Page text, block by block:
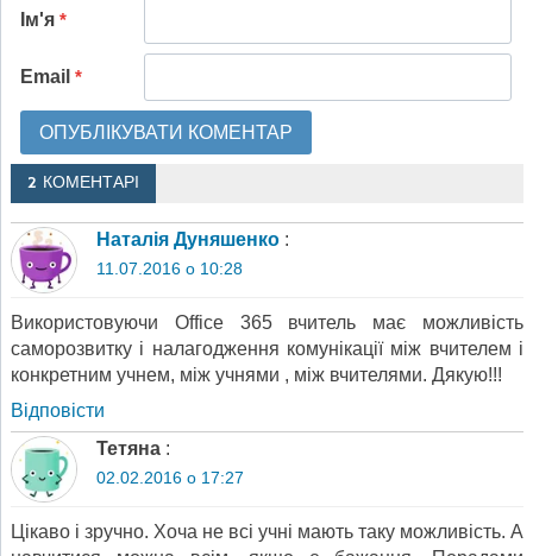
Ім'я *
Email *
2 КОМЕНТАРІ
Наталія Дуняшенко :
11.07.2016 о 10:28
Використовуючи Office 365 вчитель має можливість
саморозвитку і налагодження комунікації між вчителем і
конкретним учнем, між учнями , між вчителями. Дякую!!!
Відповіcти
Тетяна :
02.02.2016 о 17:27
Цікаво і зручно. Хоча не всі учні мають таку можливість. А